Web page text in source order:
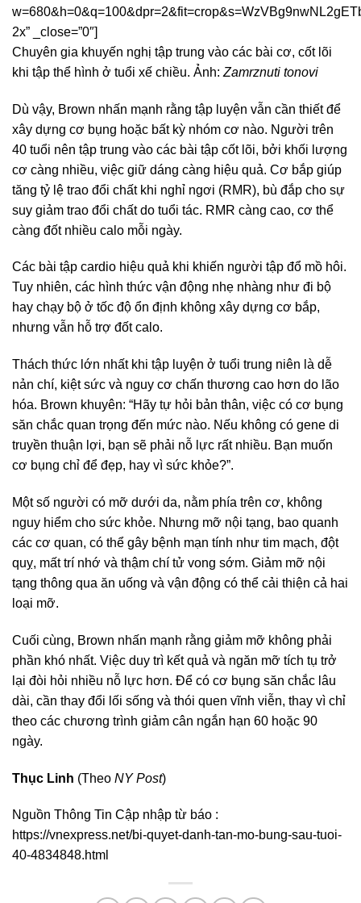
2x” _close=”0″]
Chuyên gia khuyến nghị tập trung vào các bài cơ, cốt lõi
khi tập thể hình ở tuổi xế chiều. Ảnh: Zamrznuti tonovi
Dù vậy, Brown nhấn mạnh rằng tập luyện vẫn cần thiết để
xây dựng cơ bụng hoặc bất kỳ nhóm cơ nào. Người trên
40 tuổi nên tập trung vào các bài tập cốt lõi, bởi khối lượng
cơ càng nhiều, việc giữ dáng càng hiệu quả. Cơ bắp giúp
tăng tỷ lệ trao đổi chất khi nghỉ ngơi (RMR), bù đắp cho sự
suy giảm trao đổi chất do tuổi tác. RMR càng cao, cơ thể
càng đốt nhiều calo mỗi ngày.
Các bài tập cardio hiệu quả khi khiến người tập đổ mồ hôi.
Tuy nhiên, các hình thức vận động nhẹ nhàng như đi bộ
hay chạy bộ ở tốc độ ổn định không xây dựng cơ bắp,
nhưng vẫn hỗ trợ đốt calo.
Thách thức lớn nhất khi tập luyện ở tuổi trung niên là dễ
nản chí, kiệt sức và nguy cơ chấn thương cao hơn do lão
hóa. Brown khuyên: “Hãy tự hỏi bản thân, việc có cơ bụng
săn chắc quan trọng đến mức nào. Nếu không có gene di
truyền thuận lợi, bạn sẽ phải nỗ lực rất nhiều. Bạn muốn
cơ bụng chỉ để đẹp, hay vì sức khỏe?”.
Một số người có mỡ dưới da, nằm phía trên cơ, không
nguy hiểm cho sức khỏe. Nhưng mỡ nội tạng, bao quanh
các cơ quan, có thể gây bệnh mạn tính như tim mạch, đột
quỵ, mất trí nhớ và thậm chí tử vong sớm. Giảm mỡ nội
tạng thông qua ăn uống và vận động có thể cải thiện cả hai
loại mỡ.
Cuối cùng, Brown nhấn mạnh rằng giảm mỡ không phải
phần khó nhất. Việc duy trì kết quả và ngăn mỡ tích tụ trở
lại đòi hỏi nhiều nỗ lực hơn. Để có cơ bụng săn chắc lâu
dài, cần thay đổi lối sống và thói quen vĩnh viễn, thay vì chỉ
theo các chương trình giảm cân ngắn hạn 60 hoặc 90
ngày.
Thục Linh (Theo NY Post)
Nguồn Thông Tin Cập nhập từ báo :
https://vnexpress.net/bi-quyet-danh-tan-mo-bung-sau-tuoi-
40-4834848.html